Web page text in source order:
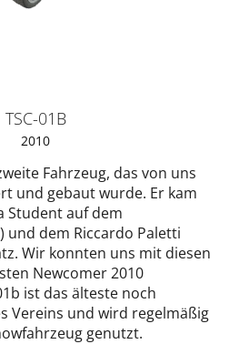
TSC-01B
2010
Fahrzeug, das von uns
und gebaut wurde. Er kam
Student auf dem
und dem Riccardo Paletti
Wir konnten uns mit diesen
Newcomer 2010
ist das älteste noch
Vereins und wird regelmäßig
genutzt.